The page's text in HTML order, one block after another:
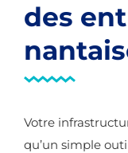
des
Votre
qu’un simple